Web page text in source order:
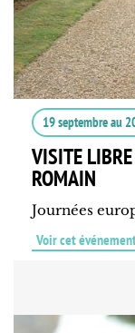
19 septembreau
VISITE
ROMAIN
Journées
Voir cet